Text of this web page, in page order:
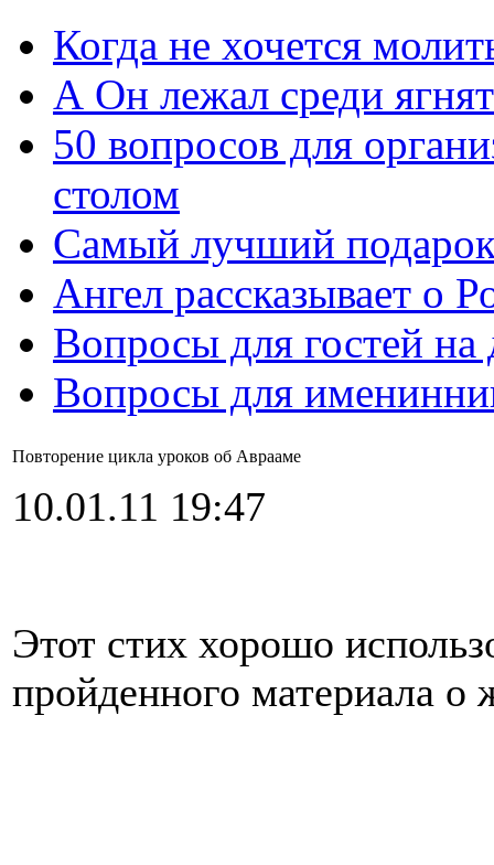
Когда не хочется
А Он лежал среди ягнят
50 вопросов для
столом
Самый лучший
Ангел рассказывает о
Вопросы для гостей
Вопросы для
Повторение цикла уроков об Аврааме
10.01.11 19:47
Этот стих хорошо
пройденного материала о